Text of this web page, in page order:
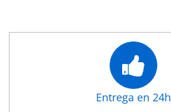
Entrega en 24h